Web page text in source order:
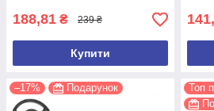
188,81 ₴ 239 ₴
Купити
–17% Подарунок Топ